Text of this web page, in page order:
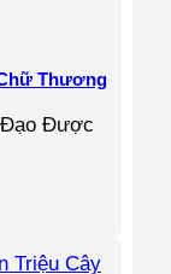
Thương
Đạo Được